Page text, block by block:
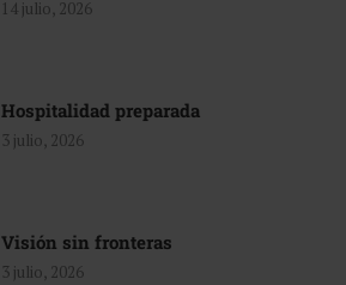
14 julio, 2026
Hospitalidad preparada
3 julio, 2026
Visión sin fronteras
3 julio, 2026